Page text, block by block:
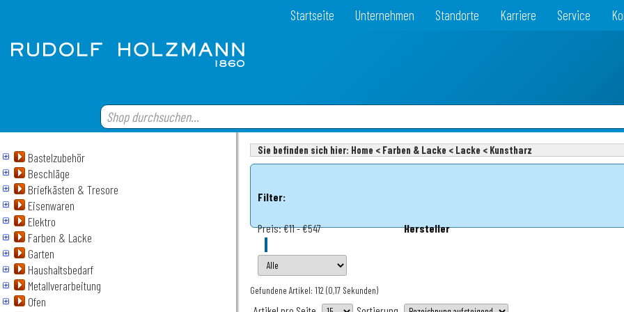
Startseite Unternehmen Standorte Karriere Service
Bastelzubehör
Beschläge
Briefkästen & Tresore
Eisenwaren
Elektro
Farben & Lacke
Garten
Haushaltsbedarf
Metallverarbeitung
Ofen
Sie befinden sich hier: Home < Farben & Lacke < Lacke < Kunstharz
Filter:
Preis:€11 - €547 Hersteller
Gefundene Artikel: 112(0,17 Sekunden)